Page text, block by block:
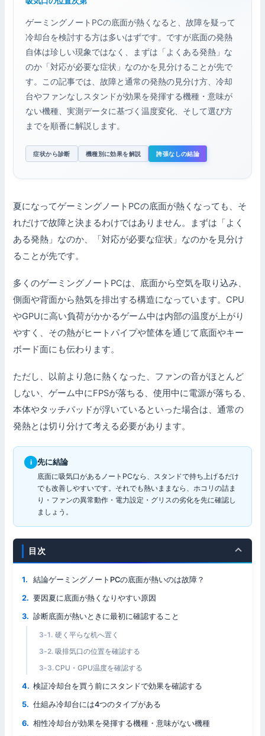
ゲーミングノートPCの底面が熱くなると、故障を疑って
冷却台を検討する方は多いはずです。ですが底面の発熱
自体は珍しい現象ではなく、まずは「よくある発熱」な
のか「対応が必要な症状」なのかを見分けることが先で
す。この記事では、故障と通常の発熱の見分け方、冷却
台やファンなしスタンドが効果を発揮する機種・意味が
ない機種、実測データに基づく温度変化、そして選び方
までを順番に解説します。
症状から診断 機種別に効果を解説 誇張なしの結論
夏になってゲーミングノートPCの底面が熱くなっても、そ
れだけで故障と決まるわけではありません。まずは「よく
ある発熱」なのか、「対応が必要な症状」なのかを見分け
ることが先です。
多くのゲーミングノートPCは、底面から空気を取り込み、
側面や背面から熱気を排出する構造になっています。CPU
やGPUに高い負荷がかかるゲーム中は内部の温度が上がり
やすく、その熱がヒートパイプや筐体を通じて底面やキー
ボード面にも伝わります。
ただし、以前より急に熱くなった、ファンの音がほとんど
しない、ゲーム中にFPSが落ちる、使用中に電源が落ちる、
本体やタッチパッドが浮いているといった場合は、通常の
発熱とは切り分けて考える必要があります。
i 先に結論
底面に吸気口があるノートPCなら、スタンドで持ち上げるだけ
でも改善しやすいです。それでも熱いままなら、ホコリの詰ま
り・ファンの異常動作・電力設定・グリスの劣化を先に確認し
ましょう。
目次
結論ゲーミングノートPCの底面が熱いのは故障？
要因夏に底面が熱くなりやすい原因
診断底面が熱いときに最初に確認すること
硬く平らな机へ置く
吸排気口の位置を確認する
CPU・GPU温度を確認する
検証冷却台を買う前にスタンドで効果を確認する
仕組み冷却台には4つのタイプがある
相性冷却台が効果を発揮する機種・意味がない機種